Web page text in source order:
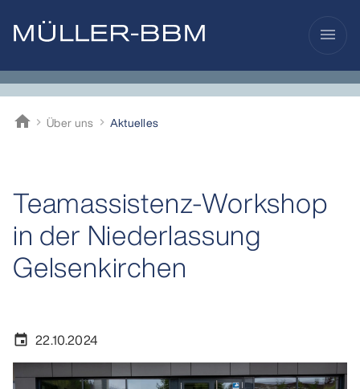
menu
home
Müller-BBMÜber uns Aktuelles
Teamassistenz-Workshop
in der Niederlassung
Gelsenkirchen
event 22.10.2024